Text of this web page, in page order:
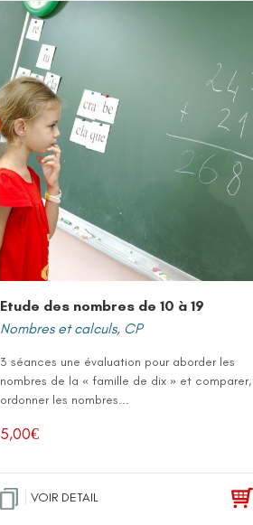
Etude des nombres de 10 à 19
Nombres et calculs, CP
3 séances une évaluation pour aborder les
nombres de la « famille de dix » et comparer,
ordonner les nombres...
5,00€
VOIR DETAIL